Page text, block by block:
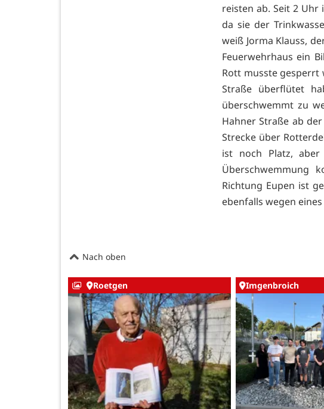
reisten ab. Seit 2 Uhr
da sie der
weiß Jorma Klauss,
Feuerwehrhaus ein
Rott musste gesperrt
Straße überflütet
überschwemmt zu
Hahner Straße ab
Strecke über
ist noch Platz,
Überschwemmung
Richtung Eupen ist
ebenfalls wegen
Nach oben
Roetgen Imgenbroich